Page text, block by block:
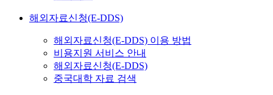
해외자료신청(E-DDS)
해외자료신청(E-DDS) 이용 방법
비용지원 서비스 안내
해외자료신청(E-DDS)
중국대학 자료 검색